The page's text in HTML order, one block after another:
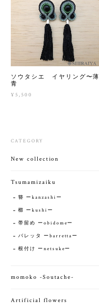
ソウタシエ イヤリング〜薄
青
¥5,500
CATEGORY
New collection
Tsumamizaiku
簪 ーkanzashiー
櫛 ーkushiー
帯留め ーobidomeー
バレッタ ーbarrettaー
根付け ーnetsukeー
momoko -Soutache-
Artificial flowers